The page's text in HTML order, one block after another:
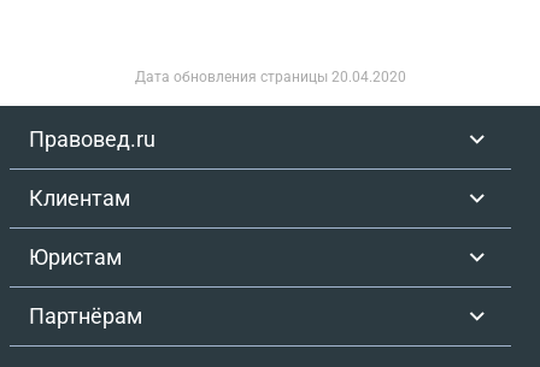
Дата обновления страницы 20.04.2020
Правовед.ru
Клиентам
Юристам
Партнёрам